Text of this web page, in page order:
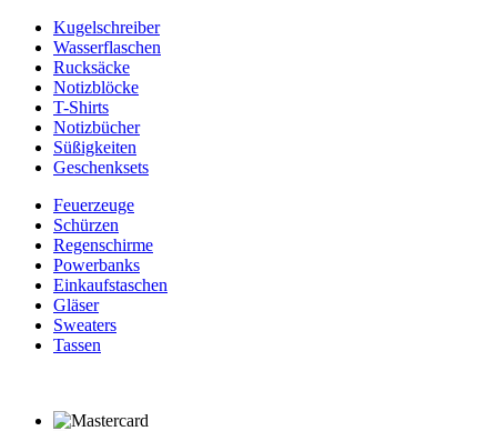
Kugelschreiber
Wasserflaschen
Rucksäcke
Notizblöcke
T-Shirts
Notizbücher
Süßigkeiten
Geschenksets
Feuerzeuge
Schürzen
Regenschirme
Powerbanks
Einkaufstaschen
Gläser
Sweaters
Tassen